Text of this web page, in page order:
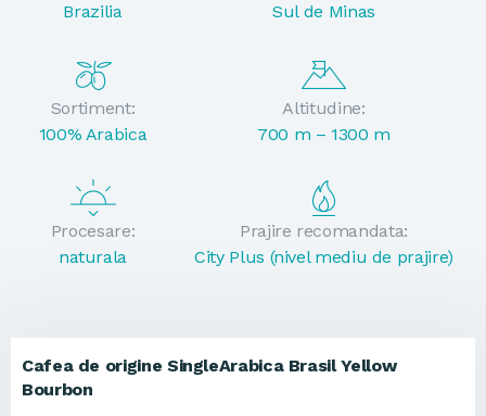
Brazilia
Sul de Minas
Sortiment:
100% Arabica
Altitudine:
700 m – 1300 m
Procesare:
naturala
Prajire recomandata:
City Plus (nivel mediu de prajire)
Cafea de origine SingleArabica Brasil Yellow
Bourbon